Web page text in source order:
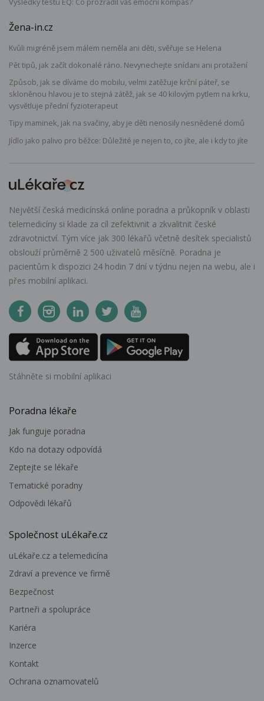
Žena-in.cz
Kvůli migréně jsem málem neměla ani děti, svěřuje se Helena
Pět tipů, jak začít dokonalé ráno. Nevynechejte snídani ani protažení
Způsob, jak se díváme do mobilu, velmi zatěžuje krční páteř, se
skloněnou hlavou je to stejná zátěž, jak se 40 kilovým pytlem na krku,
vysvětluje přední fyzioterapeut
Tipy maminek, jak na svačiny, aby je děti nenosily nesnědené domů
Jídlo jako palivo pro běžce: Důležité je nejen to, co jíte, ale i kdy to jíte
Největší česká medicínská online poradna a průkopník v oblasti
telemedicíny si klade za cíl zefektivnit a zkvalitnit české
zdravotnictví. Tým více jak 300 lékařů včetně desítek specialistů
obslouží průměrně 2 500 uživatelů měsíčně. Poradna je
pacientům k dispozici 24 hodin 7 dní v týdnu nejen na webu, ale i
přes mobilní aplikaci.
Stáhněte si mobilní aplikaci
Poradna lékaře
Jak funguje poradna
Kdo na dotazy odpovídá
Zeptejte se lékaře
Tematické poradny
Odpovědi lékařů
Společnost uLékaře.cz
uLékaře.cz a telemedicína
Zdraví a prevence ve firmě
Bezpečnost
Partneři a spolupráce
Kariéra
Inzerce
Kontakt
Ochrana oznamovatelů